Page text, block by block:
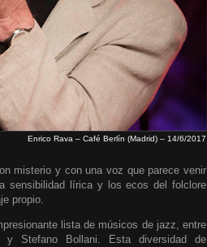
Enrico Rava – Café Berlín (Madrid) – 14/6/2017
misterio y con una voz que parece venir
sensibilidad lírica y los ecos del folclore
propio.
lista de músicos de jazz, entre
Stefano Bollani. Esta diversidad de